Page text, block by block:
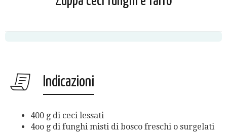
Indicazioni
400 g di ceci lessati
4oo g di funghi misti di bosco freschi o surgelati